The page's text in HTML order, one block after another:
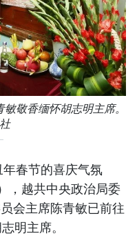
敬香缅怀胡志明主席。
春节的喜庆气氛
，越共中央政治局委
会主席陈青敏已前往
明主席。